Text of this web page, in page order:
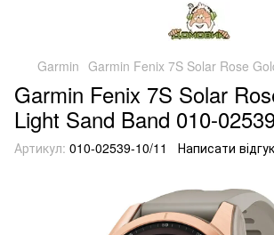
Garmin Garmin Fenix 7S Solar Rose
Garmin Fenix 7S Solar
Light Sand Band 010-
Артикул: 010-02539-10/11 Написати відгук